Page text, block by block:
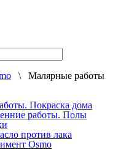
\ Малярные работы
Покраска дома
работы. Полы
против лака
Osmo